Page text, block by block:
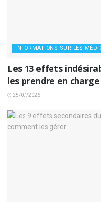
INFORMATIONS SUR LES
Les 13 effets
les prendre en charge
25/07/2026